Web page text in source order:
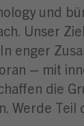
und
Unser
enger
– mit
die
Werde